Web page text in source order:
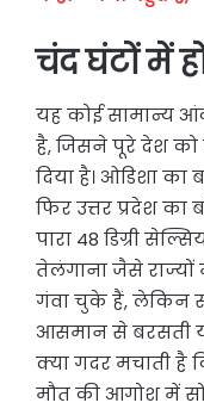
चंद घंटों में
यह कोई सामान्य
है, जिसने पूरे देश
दिया है। ओडिशा का
फिर उत्तर प्रदेश का
पारा 48 डिग्री
तेलंगाना जैसे
गंवा चुके हैं, लेकिन
आसमान से बरसती
क्या गदर मचाती है
मौत की आगोश में सो